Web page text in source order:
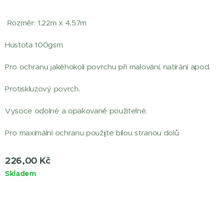
Rozměr: 1,22m x 4,57m
Hustota 100gsm
Pro ochranu jakéhokoli povrchu při malování, natírání apod.
Protiskluzový povrch.
Vysoce odolné a opakovaně použitelné.
Pro maximální ochranu použijte bílou stranou dolů.
226,00 Kč
Skladem